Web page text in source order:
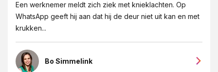
Een werknemer meldt zich ziek met knieklachten. Op
WhatsApp geeft hij aan dat hij de deur niet uit kan en met
krukken...
Bo Simmelink